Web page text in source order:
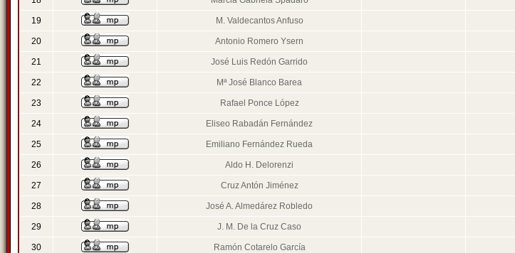
19 M. Valdecantos Anfuso
20 Antonio Romero Ysern
21 José Luis Redón Garrido
22 Mª José Blanco Barea
23 Rafael Ponce López
24 Eliseo Rabadán Fernández
25 Emiliano Fernández Rueda
26 Aldo H. Delorenzi
27 Cruz Antón Jiménez
28 José A. Almedárez Robledo
29 J. M. De la Cruz Caso
30 Ramón Cotarelo García